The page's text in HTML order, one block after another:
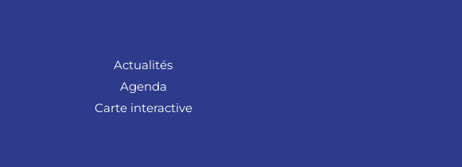
Actualités
Agenda
Carte interactive